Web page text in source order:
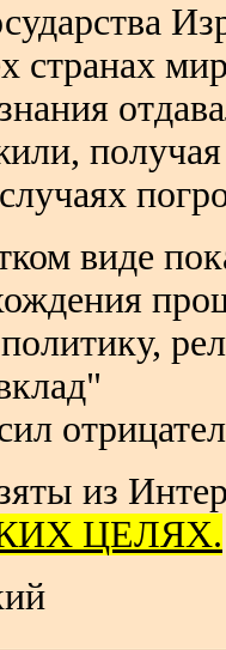
странах
получая
виде
политику,
из
ЦЕЛЯХ.